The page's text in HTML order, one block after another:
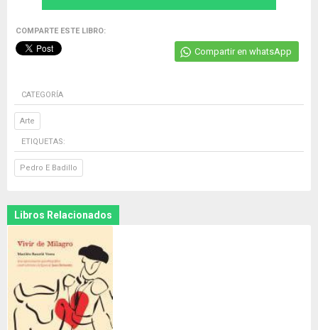
COMPARTE ESTE LIBRO:
Compartir en whatsApp
CATEGORÍA
Arte
ETIQUETAS:
Pedro E Badillo
Libros Relacionados